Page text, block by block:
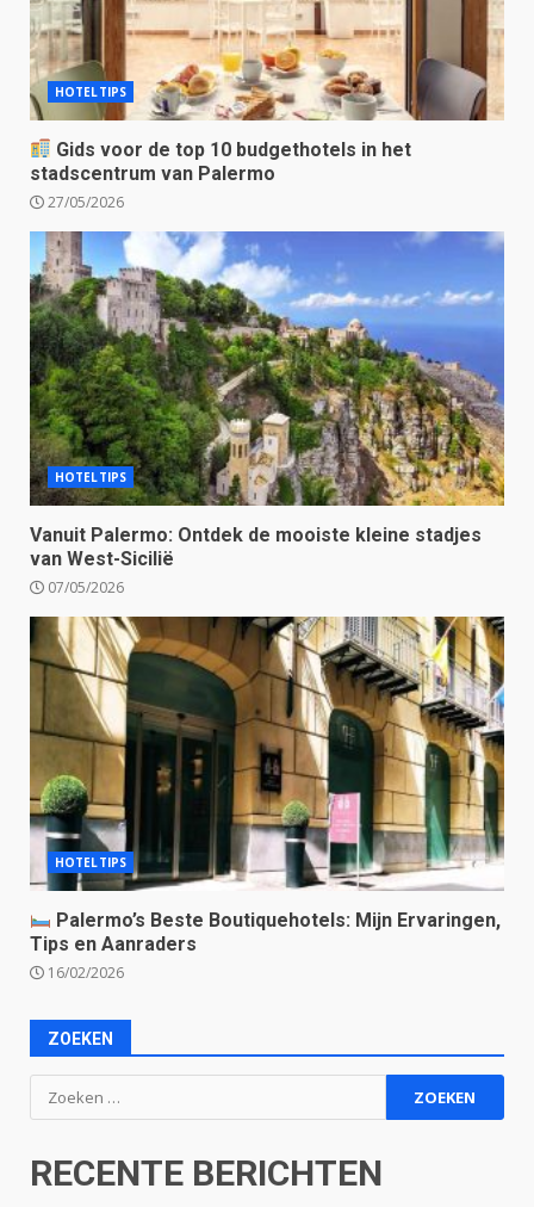
HOTELTIPS
Gids voor de top 10 budgethotels in het
stadscentrum van Palermo
27/05/2026
HOTELTIPS
Vanuit Palermo: Ontdek de mooiste kleine stadjes
van West-Sicilië
07/05/2026
HOTELTIPS
Palermo’s Beste Boutiquehotels: Mijn Ervaringen,
Tips en Aanraders
16/02/2026
ZOEKEN
Zoeken
naar:
RECENTE BERICHTEN